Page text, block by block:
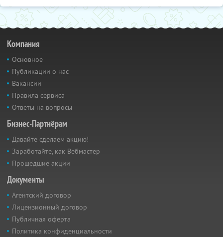
Компания
Основное
Публикации о нас
Вакансии
Правила сервиса
Ответы на вопросы
Бизнес-Партнёрам
Давайте сделаем акцию!
Заработайте, как Вебмастер
Прошедшие акции
Документы
Агентский договор
Лицензионный договор
Публичная оферта
Политика конфиденциальности